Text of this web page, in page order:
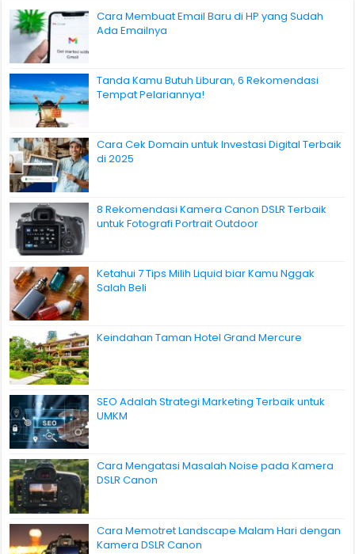
Cara Membuat Email Baru di HP yang Sudah
Ada Emailnya
Tanda Kamu Butuh Liburan, 6 Rekomendasi
Tempat Pelariannya!
Cara Cek Domain untuk Investasi Digital Terbaik
di 2025
8 Rekomendasi Kamera Canon DSLR Terbaik
untuk Fotografi Portrait Outdoor
Ketahui 7 Tips Milih Liquid biar Kamu Nggak
Salah Beli
Keindahan Taman Hotel Grand Mercure
SEO Adalah Strategi Marketing Terbaik untuk
UMKM
Cara Mengatasi Masalah Noise pada Kamera
DSLR Canon
Cara Memotret Landscape Malam Hari dengan
Kamera DSLR Canon